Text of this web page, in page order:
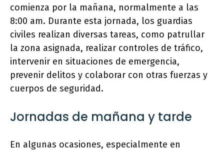
comienza por la mañana, normalmente a las
8:00 am. Durante esta jornada, los guardias
civiles realizan diversas tareas, como patrullar
la zona asignada, realizar controles de tráfico,
intervenir en situaciones de emergencia,
prevenir delitos y colaborar con otras fuerzas y
cuerpos de seguridad.
Jornadas de mañana y tarde
En algunas ocasiones, especialmente en